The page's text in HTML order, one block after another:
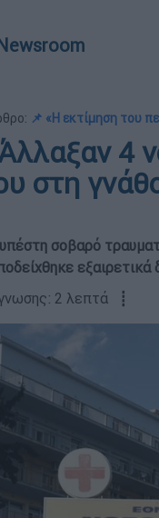
📌 «Η εκτίμηση του
4
στη
σοβαρό
εξαιρετικά
2 λεπτά ┋